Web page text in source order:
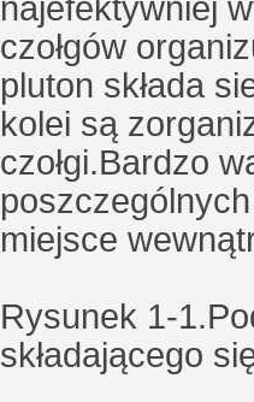
najefektywniej
czołgów
pluton składa
kolei są
czołgi.Bardzo
miejsce
Rysunek 1-
składającego